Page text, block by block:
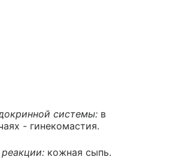
системы: в
- гинекомастия.
кожная сыпь.